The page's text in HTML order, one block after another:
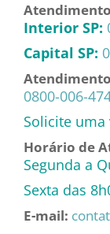
Interior SP:
Capital SP:
0800-006-
Solicite
Horário de
Segunda a
Sexta das
E-mail: